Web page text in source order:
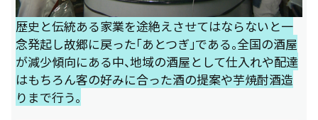
歴史と伝統ある家業を途絶えさせてはならないと一
念発起し故郷に戻った「あとつぎ」である。全国の酒屋
が減少傾向にある中、地域の酒屋として仕入れや配達
はもちろん客の好みに合った酒の提案や芋焼酎酒造
りまで行う。